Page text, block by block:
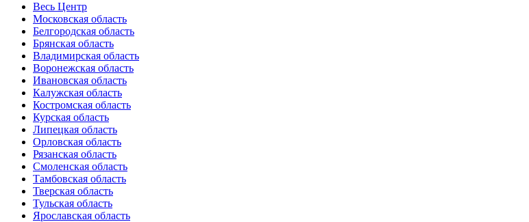
Весь Центр
Московская область
Белгородская область
Брянская область
Владимирская область
Воронежская область
Ивановская область
Калужская область
Костромская область
Курская область
Липецкая область
Орловская область
Рязанская область
Смоленская область
Тамбовская область
Тверская область
Тульская область
Ярославская область